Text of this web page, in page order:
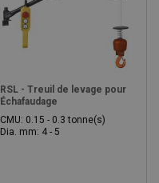
RSL - Treuil de levage pour
Échafaudage
CMU: 0.15 - 0.3 tonne(s)
Dia. mm: 4 - 5